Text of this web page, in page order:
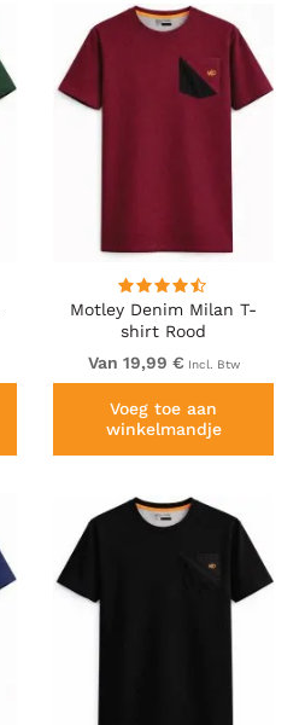
Motley Denim Milan T-
shirt Rood
Van 19,99 € Incl. Btw
Voeg toe aan
winkelmandje